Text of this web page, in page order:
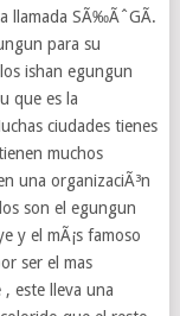
llamada SÃ‰ÃˆGÃ.
para su
ishan egungun
que es la
ciudades tienes
muchos
una organizaciÃ³n
son el egungun
y el mÃ¡s famoso
ser el mas
este lleva una